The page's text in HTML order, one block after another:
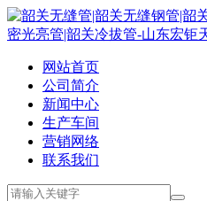
网站首页
公司简介
新闻中心
生产车间
营销网络
联系我们